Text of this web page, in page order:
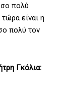
πολύ
είναι η
πολύ τον
Γκόλια: